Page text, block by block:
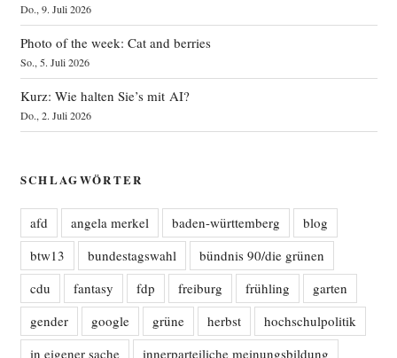
Do., 9. Juli 2026
Photo of the week: Cat and berries
So., 5. Juli 2026
Kurz: Wie halten Sie’s mit AI?
Do., 2. Juli 2026
SCHLAGWÖRTER
afd angela merkel baden-württemberg
blog
btw13
bundestagswahl
bündnis 90/die grünen
cdu
fantasy fdp freiburg frühling
garten
gender
google grüne herbst
hochschulpolitik
in eigener sache
innerparteiliche meinungsbildung